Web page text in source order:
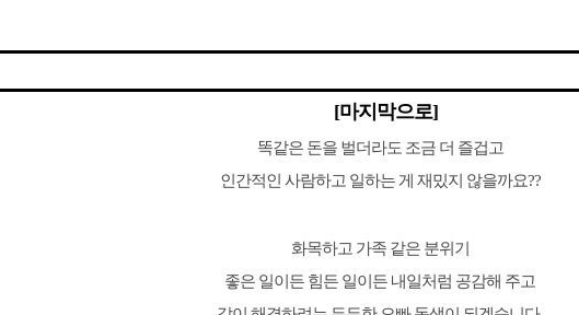
[마지막으로]
똑같은 돈을 벌더라도 조금 더 즐겁고
인간적인 사람하고 일하는 게 재밌지 않을까요??
화목하고 가족 같은 분위기
좋은 일이든 힘든 일이든 내일처럼 공감해 주고